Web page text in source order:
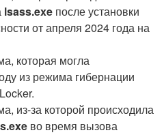
lsass.exe после установки
от апреля 2024 года на
которая могла
из режима гибернации
из-за которой происходила
во время вызова